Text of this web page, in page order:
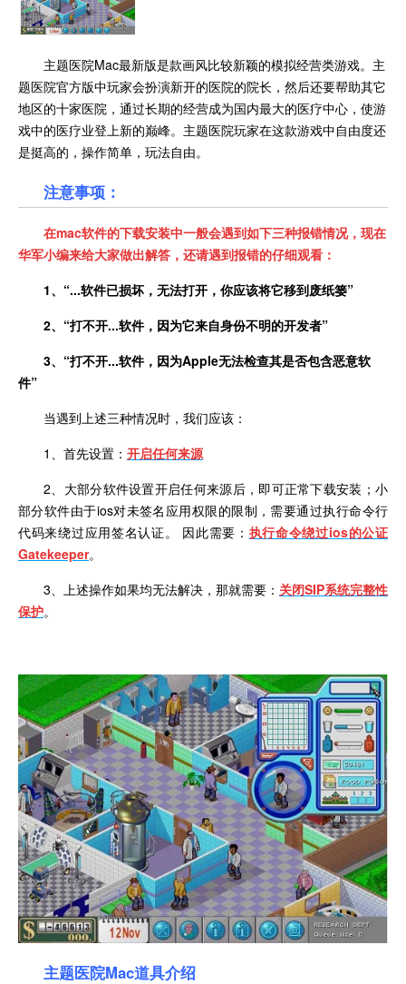
主题医院Mac最新版是款画风比较新颖的模拟经营类游戏。主
题医院官方版中玩家会扮演新开的医院的院长，然后还要帮助其它
地区的十家医院，通过长期的经营成为国内最大的医疗中心，使游
戏中的医疗业登上新的巅峰。主题医院玩家在这款游戏中自由度还
是挺高的，操作简单，玩法自由。
注意事项：
在mac软件的下载安装中一般会遇到如下三种报错情况，现在
华军小编来给大家做出解答，还请遇到报错的仔细观看：
1、 “...软件已损坏，无法打开，你应该将它移到废纸篓”
2、 “打不开...软件，因为它来自身份不明的开发者”
3、 “打不开...软件，因为Apple无法检查其是否包含恶意软
件”
当遇到上述三种情况时，我们应该：
1、首先设置： 开启任何来源
2、大部分软件设置开启任何来源后，即可正常下载安装；小
部分软件由于ios对未签名应用权限的限制，需要通过执行命令行
代码来绕过应用签名认证。 因此需要： 执行命令绕过ios的公证
Gatekeeper。
3、上述操作如果均无法解决，那就需要： 关闭SIP系统完整性
保护。
主题医院Mac道具介绍